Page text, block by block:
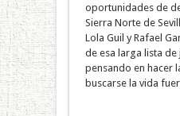
oportunidades de
Sierra Norte de
Lola Guil y Rafael
de esa larga lista de
pensando en hacer
buscarse la vida